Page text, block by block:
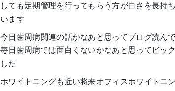
しても定期管理を行ってもらう方が白さを長持
います
今日歯周病関連の話かなあと思ってブログ読ん
毎日歯周病では面白くないかなあと思ってビッ
した
ホワイトニングも近い将来オフィスホワイトニ